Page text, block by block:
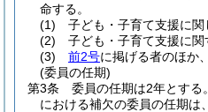
命する。
(1)
子ども・子育て支援に
(2)
子ども・子育て支援に
(3)
前2号に掲げる者のほか
(委員の任期)
第3条
委員の任期は2年とする。
における補欠の委員の任期は